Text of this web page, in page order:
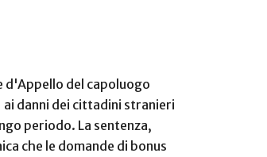
d'Appello del capoluogo
danni dei cittadini stranieri
periodo. La sentenza,
che le domande di bonus